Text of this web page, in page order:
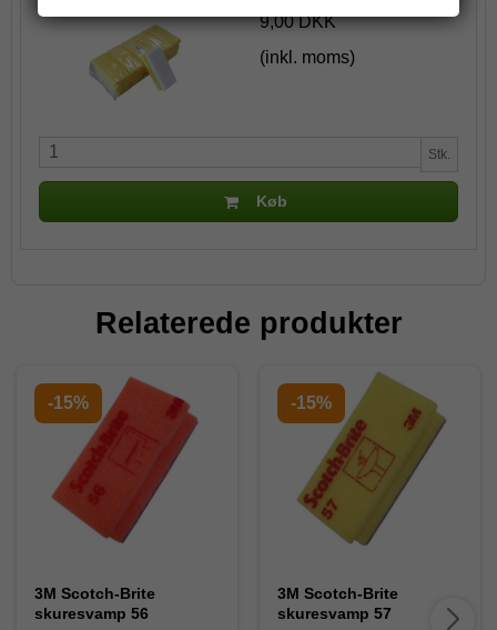
9,00 DKK
(inkl. moms)
Stk.
Køb
Relaterede produkter
-15%
3M Scotch-Brite
skuresvamp 56
-15%
3M Scotch-Brite
skuresvamp 57